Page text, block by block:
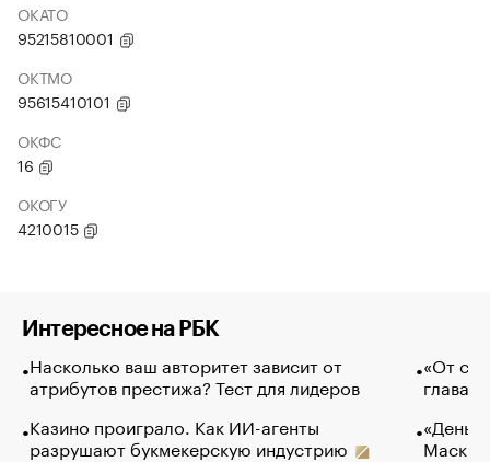
ОКАТО
95215810001
ОКТМО
95615410101
ОКФС
16
ОКОГУ
4210015
Интересное на РБК
Насколько ваш авторитет зависит от
атрибутов престижа? Тест для лидеров
Казино проиграло. Как ИИ-агенты
разрушают букмекерскую индустрию
«От
глава
Маск в